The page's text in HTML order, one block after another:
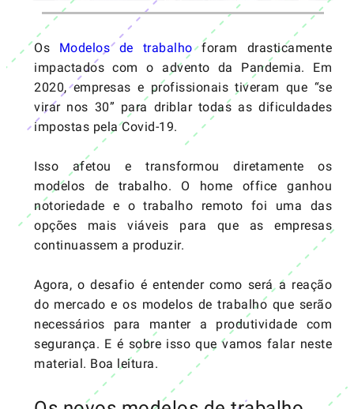
Os Modelos de trabalhoforam drasticamente
impactados com o advento da Pandemia. Em
2020, empresas e profissionais tiveram que “se
virar nos 30” para driblar todas as dificuldades
impostas pela Covid-19.
Isso afetou e transformou diretamente os
modelos de trabalho. O home office ganhou
notoriedade e o trabalho remoto foi uma das
opções mais viáveis para que as empresas
continuassem a produzir.
Agora, o desafio é entender como será a reação
do mercado e os modelos de trabalho que serão
necessários para manter a produtividade com
segurança. E é sobre isso que vamos falar neste
material. Boa leitura.